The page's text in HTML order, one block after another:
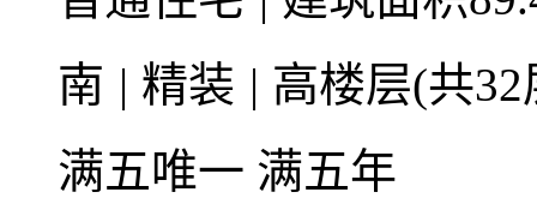
南 | 精装 | 高楼层(共
满五唯一 满五年